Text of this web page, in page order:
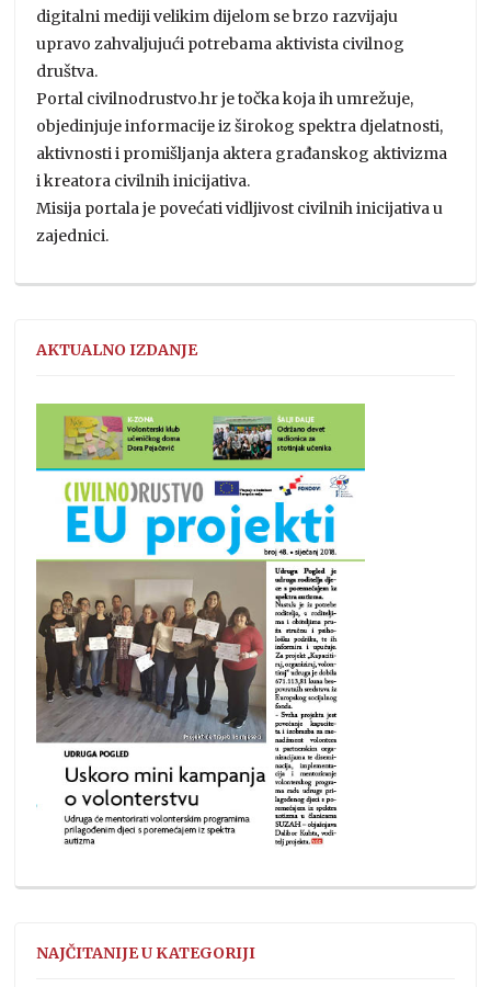
digitalni mediji velikim dijelom se brzo razvijaju
upravo zahvaljujući potrebama aktivista civilnog
društva.
Portal civilnodrustvo.hr je točka koja ih umrežuje,
objedinjuje informacije iz širokog spektra djelatnosti,
aktivnosti i promišljanja aktera građanskog aktivizma
i kreatora civilnih inicijativa.
Misija portala je povećati vidljivost civilnih inicijativa u
zajednici.
AKTUALNO IZDANJE
NAJČITANIJE U KATEGORIJI